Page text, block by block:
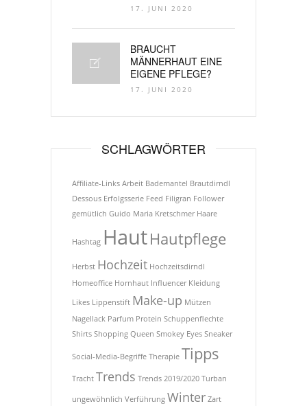
17. JUNI 2020
BRAUCHT
MÄNNERHAUT EINE
EIGENE PFLEGE?
17. JUNI 2020
SCHLAGWÖRTER
Affiliate-Links Arbeit Bademantel Brautdirndl
Dessous Erfolgsserie Feed Filigran Follower
gemütlich Guido Maria Kretschmer Haare
Hashtag HautHautpflege
Herbst Hochzeit Hochzeitsdirndl
Homeoffice Hornhaut Influencer Kleidung
Likes Lippenstift Make-up Mützen
Nagellack Parfum Protein Schuppenflechte
Shirts Shopping Queen Smokey Eyes Sneaker
Social-Media-Begriffe Therapie Tipps
Tracht Trends Trends 2019/2020 Turban
ungewöhnlich Verführung Winter Zart